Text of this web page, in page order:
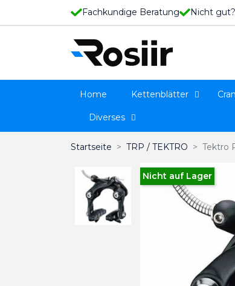
Fachkundige Beratung Nicht
Home Kettenblätter
Diverses
Startseite TRP / TEKTRO Tektro
Nicht auf Lager